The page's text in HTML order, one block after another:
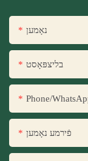
נאָמען
בליצפּאָסט
Phone/
פֿירמע נאָמען